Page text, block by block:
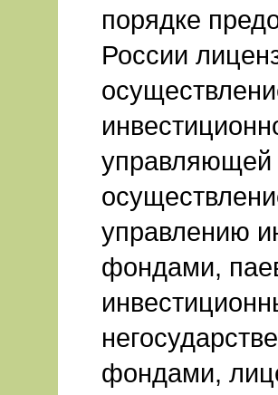
порядке
России
управляющей
управлению
фондами,
фондами,